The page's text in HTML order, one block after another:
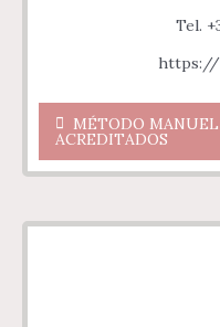
Tel.
https://
MÉTODO
ACREDITADOS